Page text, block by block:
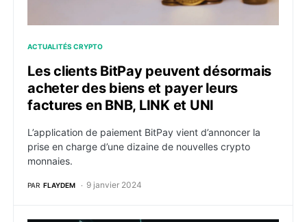
ACTUALITÉS CRYPTO
Les clients BitPay peuvent désormais
acheter des biens et payer leurs
factures en BNB, LINK et UNI
L’application de paiement BitPay vient d’annoncer la
prise en charge d’une dizaine de nouvelles crypto
monnaies.
PAR FLAYDEM 9 janvier 2024